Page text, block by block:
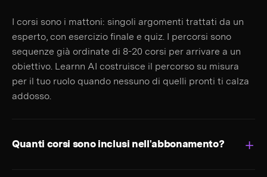
I corsi sono i mattoni: singoli argomenti trattati da un
esperto, con esercizio finale e quiz. I percorsi sono
sequenze già ordinate di 8-20 corsi per arrivare a un
obiettivo. Learnn AI costruisce il percorso su misura
per il tuo ruolo quando nessuno di quelli pronti ti calza
addosso.
Quanti corsi sono inclusi nell'abbonamento?